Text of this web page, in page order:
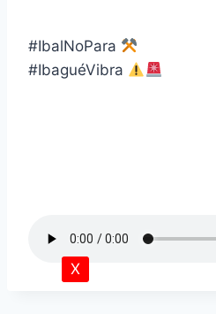
#IbalNoPara
#IbaguéVibra
X